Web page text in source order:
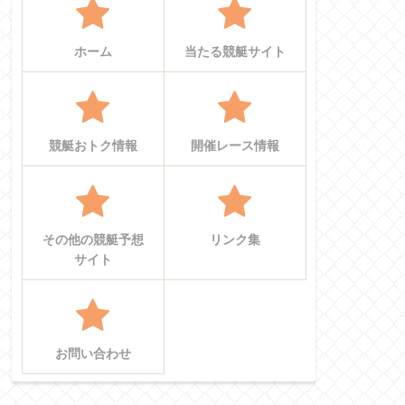
ホーム 当たる競艇サイト
競艇おトク情報 開催レース情報
その他の競艇予想
サイト
リンク集
お問い合わせ